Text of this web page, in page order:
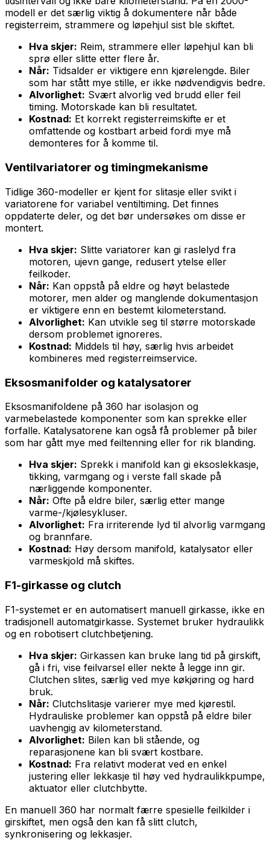
modell er det særlig viktig å dokumentere når både
registerreim, strammere og løpehjul sist ble skiftet.
Hva skjer: Reim, strammere eller løpehjul kan bli
sprø eller slitte etter flere år.
Når: Tidsalder er viktigere enn kjørelengde. Biler
som har stått mye stille, er ikke nødvendigvis bedre.
Alvorlighet: Svært alvorlig ved brudd eller feil
timing. Motorskade kan bli resultatet.
Kostnad: Et korrekt registerreimskifte er et
omfattende og kostbart arbeid fordi mye må
demonteres for å komme til.
Ventilvariatorer og timingmekanisme
Tidlige 360-modeller er kjent for slitasje eller svikt i
variatorene for variabel ventiltiming. Det finnes
oppdaterte deler, og det bør undersøkes om disse er
montert.
Hva skjer: Slitte variatorer kan gi raslelyd fra
motoren, ujevn gange, redusert ytelse eller
feilkoder.
Når: Kan oppstå på eldre og høyt belastede
motorer, men alder og manglende dokumentasjon
er viktigere enn en bestemt kilometerstand.
Alvorlighet: Kan utvikle seg til større motorskade
dersom problemet ignoreres.
Kostnad: Middels til høy, særlig hvis arbeidet
kombineres med registerreimservice.
Eksosmanifolder og katalysatorer
Eksosmanifoldene på 360 har isolasjon og
varmebelastede komponenter som kan sprekke eller
forfalle. Katalysatorene kan også få problemer på biler
som har gått mye med feiltenning eller for rik blanding.
Hva skjer: Sprekk i manifold kan gi eksoslekkasje,
tikking, varmgang og i verste fall skade på
nærliggende komponenter.
Når: Ofte på eldre biler, særlig etter mange
varme-/kjølesykluser.
Alvorlighet: Fra irriterende lyd til alvorlig varmgang
og brannfare.
Kostnad: Høy dersom manifold, katalysator eller
varmeskjold må skiftes.
F1-girkasse og clutch
F1-systemet er en automatisert manuell girkasse, ikke en
tradisjonell automatgirkasse. Systemet bruker hydraulikk
og en robotisert clutchbetjening.
Hva skjer: Girkassen kan bruke lang tid på girskift,
gå i fri, vise feilvarsel eller nekte å legge inn gir.
Clutchen slites, særlig ved mye køkjøring og hard
bruk.
Når: Clutchslitasje varierer mye med kjørestil.
Hydrauliske problemer kan oppstå på eldre biler
uavhengig av kilometerstand.
Alvorlighet: Bilen kan bli stående, og
reparasjonene kan bli svært kostbare.
Kostnad: Fra relativt moderat ved en enkel
justering eller lekkasje til høy ved hydraulikkpumpe,
aktuator eller clutchbytte.
En manuell 360 har normalt færre spesielle feilkilder i
girskiftet, men også den kan få slitt clutch,
synkronisering og lekkasjer.